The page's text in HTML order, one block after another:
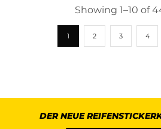
Showing 1–10 of
1 2 3 4
DER NEUE